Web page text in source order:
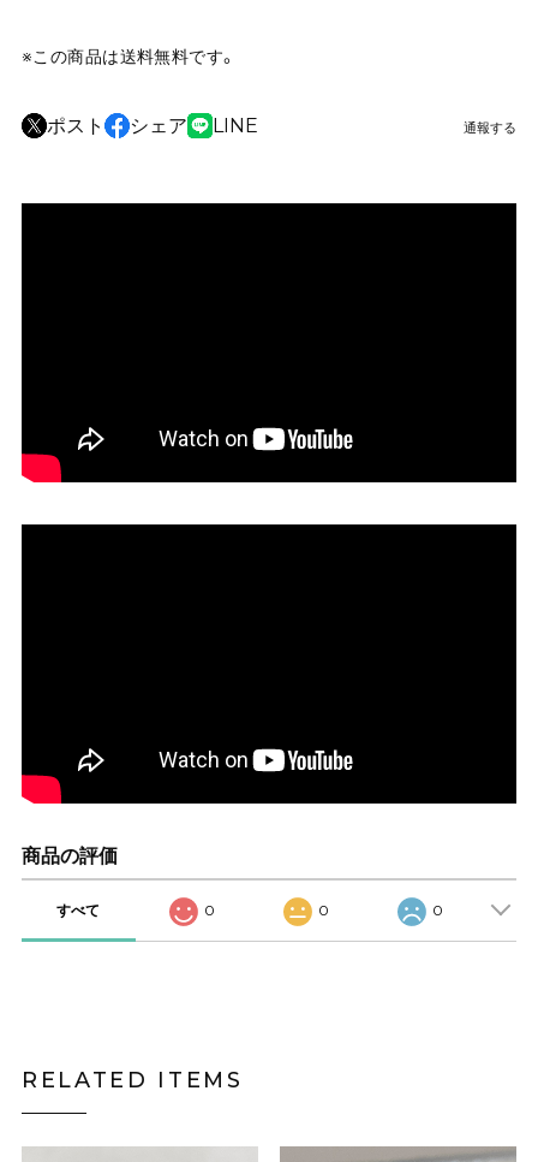
※この商品は送料無料です。
ポスト シェア LINE 通報する
商品の評価
すべて 0 0 0
RELATED ITEMS